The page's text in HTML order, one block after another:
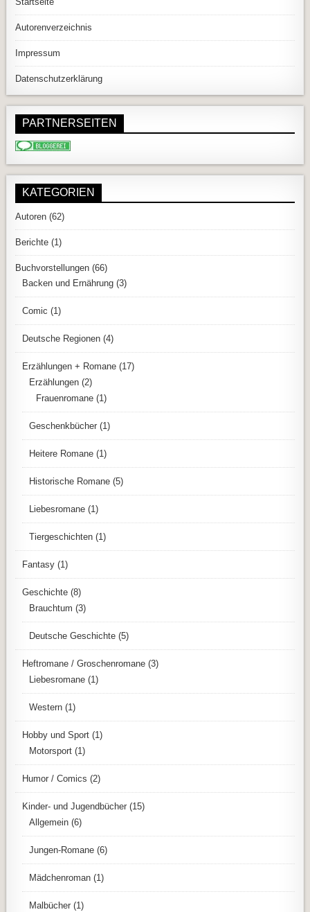
Autorenverzeichnis
Impressum
Datenschutzerklärung
PARTNERSEITEN
KATEGORIEN
Autoren (62)
Berichte (1)
Buchvorstellungen (66)
Backen und Ernährung (3)
Comic (1)
Deutsche Regionen (4)
Erzählungen + Romane (17)
Erzählungen (2)
Frauenromane (1)
Geschenkbücher (1)
Heitere Romane (1)
Historische Romane (5)
Liebesromane (1)
Tiergeschichten (1)
Fantasy (1)
Geschichte (8)
Brauchtum (3)
Deutsche Geschichte (5)
Heftromane / Groschenromane (3)
Liebesromane (1)
Western (1)
Hobby und Sport (1)
Motorsport (1)
Humor / Comics (2)
Kinder- und Jugendbücher (15)
Allgemein (6)
Jungen-Romane (6)
Mädchenroman (1)
Malbücher (1)